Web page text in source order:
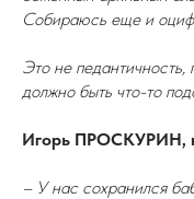
Собираюсь еще и
Это не
должно быть что-то
Игорь ПРОСКУРИН,
– У нас сохранился